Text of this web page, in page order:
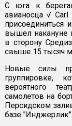
С юга к
авианосца √
присоединиться
вышел накануне
в сторону
свыше 15 тысяч
Новые силы
группировке,
вероятного
самолетов на
Персидском
базе "Инджерлик".